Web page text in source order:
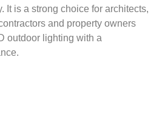
It is a strong choice for architects,
and property owners
outdoor lighting with a